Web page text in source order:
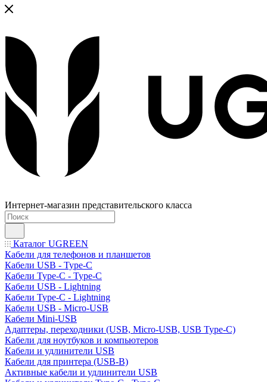
Интернет-магазин представительского класса
Каталог UGREEN
Кабели для телефонов и планшетов
Кабели USB - Type-C
Кабели Type-C - Type-C
Кабели USB - Lightning
Кабели Type-C - Lightning
Кабели USB - Micro-USB
Кабели Mini-USB
Адаптеры, переходники (USB, Micro-USB, USB Type-C)
Кабели для ноутбуков и компьютеров
Кабели и удлинители USB
Кабели для принтера (USB-B)
Активные кабели и удлинители USB